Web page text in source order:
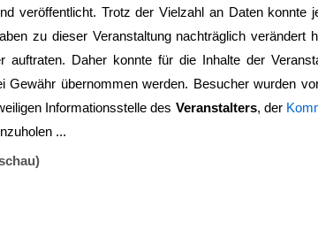
veröffentlicht. Trotz der Vielzahl an Daten konnte
zu dieser Veranstaltung nachträglich verändert
auftraten. Daher konnte für die Inhalte der
Gewähr übernommen werden. Besucher wurden
Informationsstelle des Veranstalters, der
...